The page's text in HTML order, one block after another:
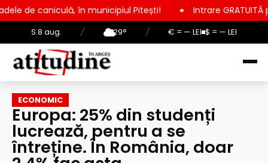
S 8 aug. / 29° / € = — LEI $ = — LEI
în municipiul Pitești! Intrare GRATUITĂ pentru copii,
ECONOMIC
Europa: 25% din studenți
lucrează, pentru a se
întreține. În România, doar